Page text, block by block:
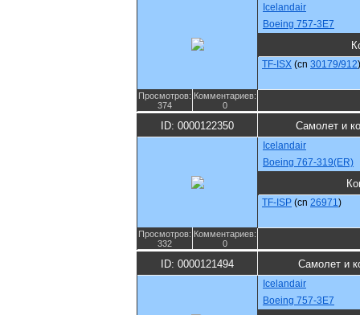
Icelandair
Boeing 757-3E7
TF-ISX (cn 30179/912)
Просмотров:
374
Комментариев:
0
ID: 0000122350 Самолет и
Icelandair
Boeing 767-319(ER)
TF-ISP (cn 26971)
Просмотров:
332
Комментариев:
0
ID: 0000121494 Самолет и
Icelandair
Boeing 757-3E7